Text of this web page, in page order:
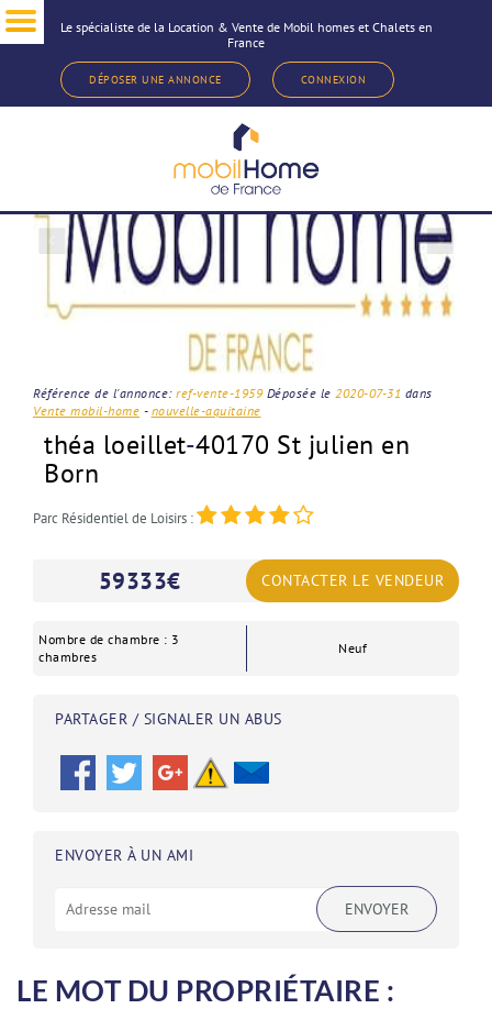
Le spécialiste de la Location & Vente de Mobil homes et Chalets en
France
DÉPOSER UNE ANNONCE CONNEXION
< Revenir à la sélection d'annonce
Référence de l'annonce: ref-vente-1959Déposée le 2020-07-31 dans
Vente mobil-home - nouvelle-aquitaine
théa loeillet-40170 St julien en
Born
Parc Résidentiel de Loisirs :
59333€ CONTACTER LE VENDEUR
Nombre de chambre : 3
chambres
Neuf
PARTAGER / SIGNALER UN ABUS
ENVOYER À UN AMI
ENVOYER
LE MOT DU PROPRIÉTAIRE :